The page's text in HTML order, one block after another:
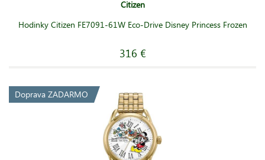
Citizen
Hodinky Citizen FE7091-61W Eco-Drive Disney Princess Frozen
316 €
Doprava ZADARMO